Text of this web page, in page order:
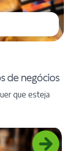
de negócios
que esteja